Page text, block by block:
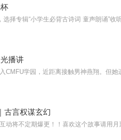
播讲
古言权谋玄幻
动将不定期爆更！！喜欢这个故事请用月